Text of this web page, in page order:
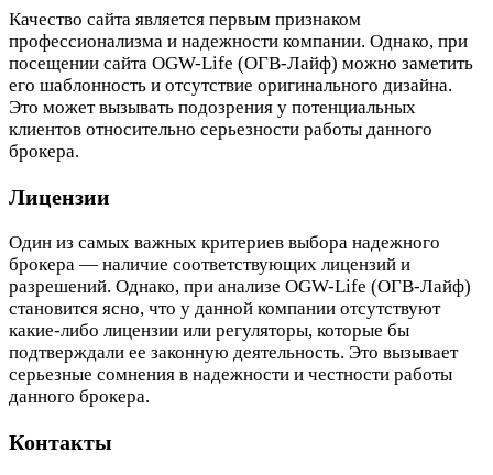
Качество сайта является первым признаком
профессионализма и надежности компании. Однако, при
посещении сайта OGW-Life (ОГВ-Лайф) можно заметить
его шаблонность и отсутствие оригинального дизайна.
Это может вызывать подозрения у потенциальных
клиентов относительно серьезности работы данного
брокера.
Лицензии
Один из самых важных критериев выбора надежного
брокера — наличие соответствующих лицензий и
разрешений. Однако, при анализе OGW-Life (ОГВ-Лайф)
становится ясно, что у данной компании отсутствуют
какие-либо лицензии или регуляторы, которые бы
подтверждали ее законную деятельность. Это вызывает
серьезные сомнения в надежности и честности работы
данного брокера.
Контакты